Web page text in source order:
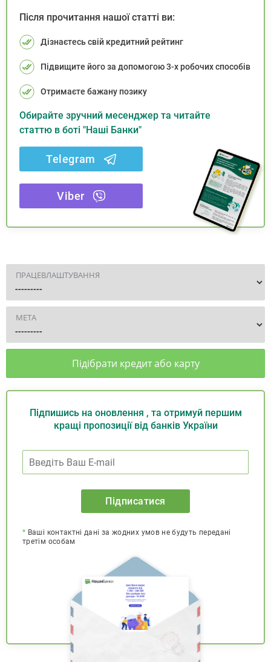
Після прочитання нашої статті ви:
Дізнаєтесь свій кредитний рейтинг
Підвищите його за допомогою 3-х робочих способів
Отримаєте бажану позику
Обирайте зручний месенджер та читайте
статтю в боті "Наші Банки"
Telegram
Viber
ПРАЦЕВЛАШТУВАННЯ
МЕТА
Підібрати кредит або карту
Підпишись на оновлення , та отримуй першим
кращі пропозиції від банків України
Підписатися
* Ваші контактні дані за жодних умов не будуть передані
третім особам